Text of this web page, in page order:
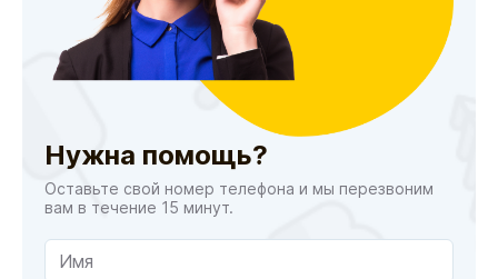
Нужна помощь?
Оставьте свой номер телефона и мы перезвоним
вам в течение 15 минут.